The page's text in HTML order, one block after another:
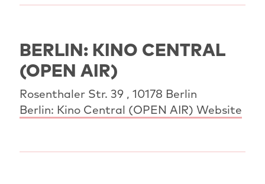
BERLIN: KINO CENTRAL
(OPEN AIR)
Rosenthaler Str. 39 , 10178 Berlin
Berlin: Kino Central (OPEN AIR) Website